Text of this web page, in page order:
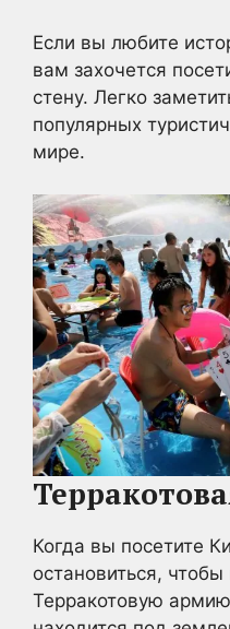
Если вы любите
вам захочется
стену. Легко
популярных
мире.
Когда вы посетите
остановиться,
Терракотовую